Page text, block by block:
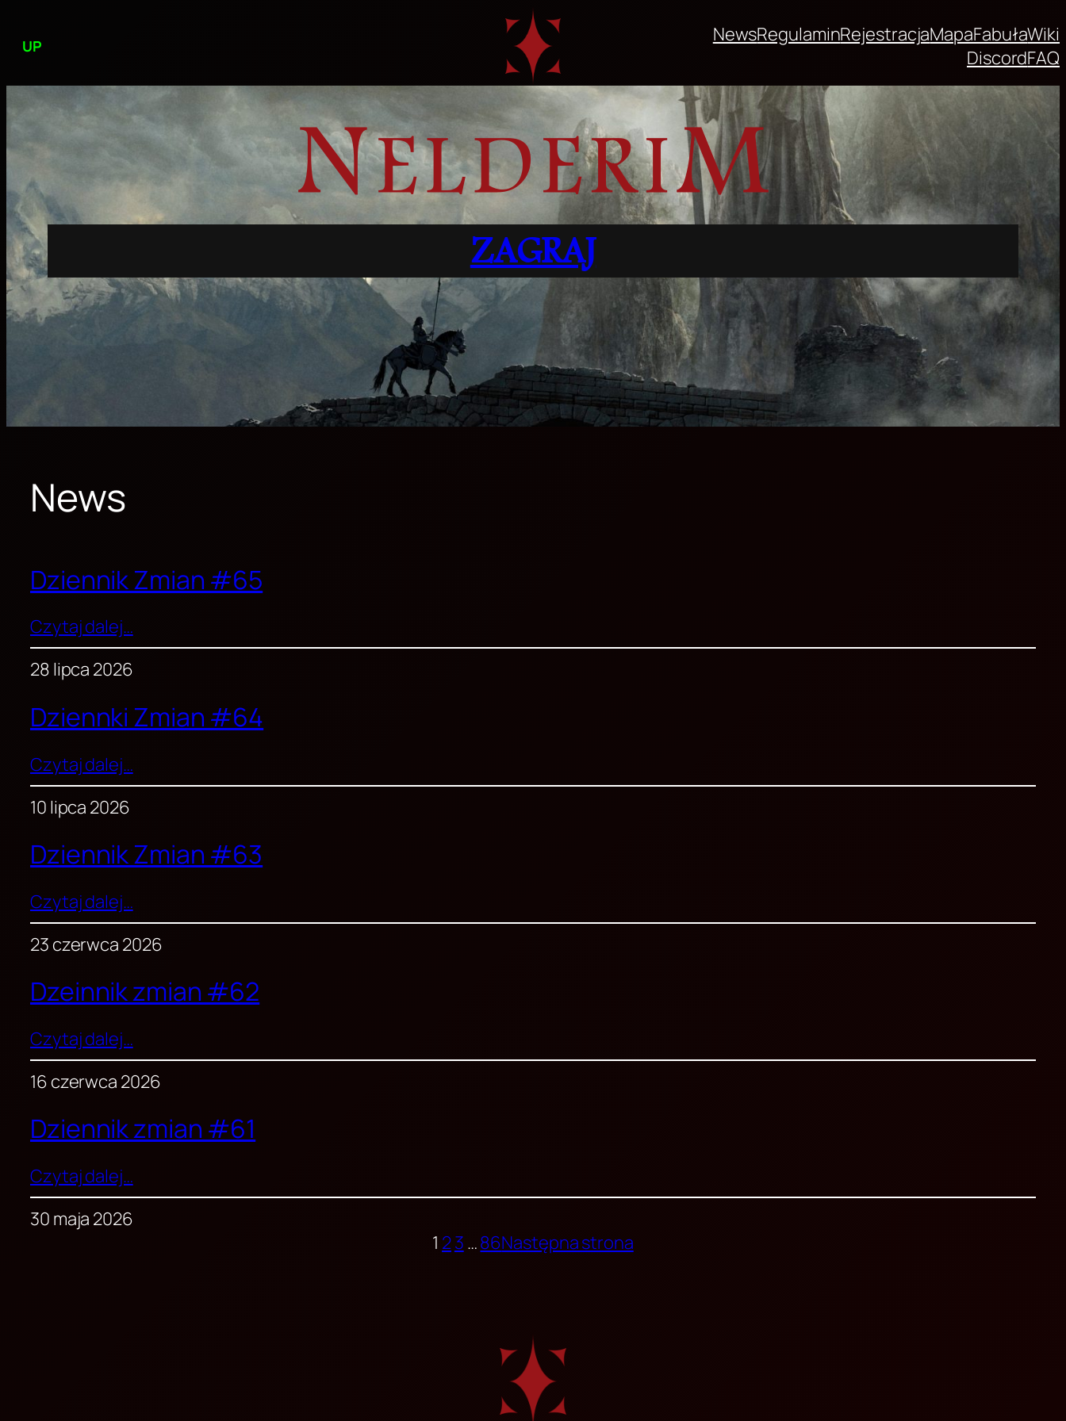
doUP NewsRegulaminRejestracjaMapaFabułaWiki
DiscordFAQ
ZAGRAJ
News
Dziennik Zmian #65
Czytaj dalej…
28 lipca 2026
Dziennki Zmian #64
Czytaj dalej…
10 lipca 2026
Dziennik Zmian #63
Czytaj dalej…
23 czerwca 2026
Dzeinnik zmian #62
Czytaj dalej…
16 czerwca 2026
Dziennik zmian #61
Czytaj dalej…
30 maja 2026
1 23 …86Następna strona